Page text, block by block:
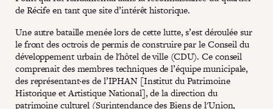
de Récife en tant que site d’intérêt historique.
Une autre bataille menée lors de cette lutte, s’est déroulée sur
le front des octrois de permis de construire par le Conseil du
développement urbain de l'hôtel de ville (CDU). Ce conseil
comprenait des membres techniques de l’équipe municipale,
des représentant·es de l’IPHAN [Institut du Patrimoine
Historique et Artistique National], de la direction du
patrimoine culturel (Surintendance des Biens de l'Union,